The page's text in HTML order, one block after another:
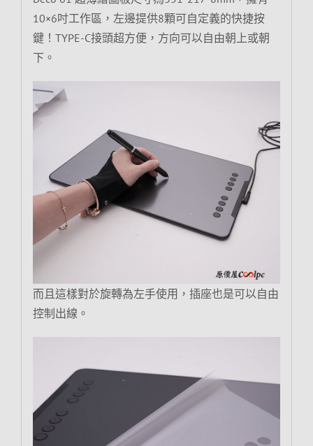
10×6吋工作區，左邊提供8顆可自定義的快捷按
鍵！TYPE-C接頭超方便，方向可以自由朝上或朝
下。
而且這樣對於旋轉為左手使用，插座也是可以自由
控制出線。